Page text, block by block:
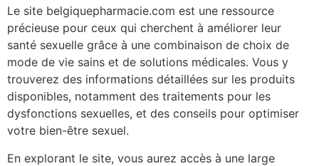
Le site belgiquepharmacie.com est une ressource
précieuse pour ceux qui cherchent à améliorer leur
santé sexuelle grâce à une combinaison de choix de
mode de vie sains et de solutions médicales. Vous y
trouverez des informations détaillées sur les produits
disponibles, notamment des traitements pour les
dysfonctions sexuelles, et des conseils pour optimiser
votre bien-être sexuel.
En explorant le site, vous aurez accès à une large